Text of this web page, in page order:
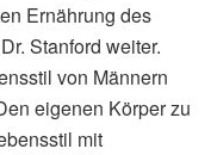
Ernährung des
Stanford weiter.
von Männern
eigenen Körper zu
mit